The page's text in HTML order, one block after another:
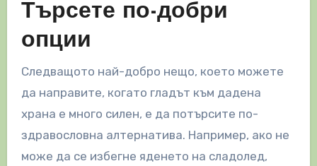
Търсете по-добри
опции
Следващото най-добро нещо, което можете
да направите, когато гладът към дадена
храна е много силен, е да потърсите по-
здравословна алтернатива. Например, ако не
може да се избегне яденето на сладолед,